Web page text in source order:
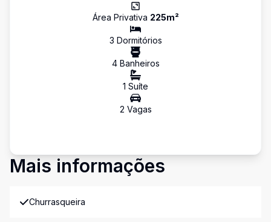
Área Privativa 225m²
3 Dormitórios
4Banheiros
1 Suíte
2 Vagas
Mais informações
Churrasqueira